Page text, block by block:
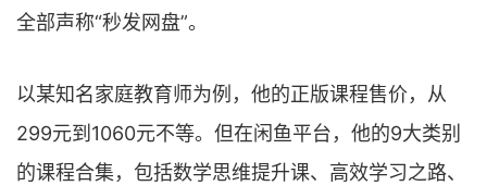
全部声称“秒发网盘”。
以某知名家庭教育师为例，他的正版课程售价，从
299元到1060元不等。但在闲鱼平台，他的9大类别
的课程合集，包括数学思维提升课、高效学习之路、